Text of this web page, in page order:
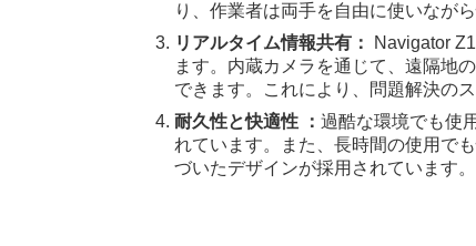
り、作業者は両手を自由に使いなが
リアルタイム情報共有：
Navigator
ます。内蔵カメラを通じて、遠隔地
できます。これにより、問題解決の
耐久性と快適性 ： 過酷な環境でも使
れています。また、長時間の使用で
づいたデザインが採用されています。